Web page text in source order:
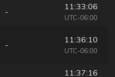
-
11:33:06
UTC-06:00
-
11:36:10
UTC-06:00
11:37:16